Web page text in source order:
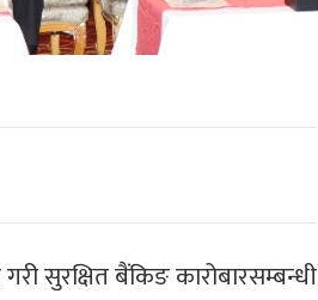
सुरक्षित बैंकिङ कारोबारसम्बन्धी